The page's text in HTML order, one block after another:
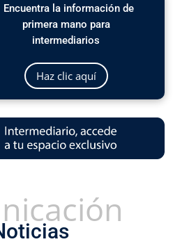
Encuentra la información de
primera mano para
intermediarios
Haz clic aquí